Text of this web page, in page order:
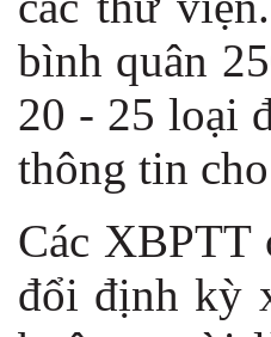
bình quân
20 - 25 loại
thông tin
Các XBPTT
đổi định kỳ